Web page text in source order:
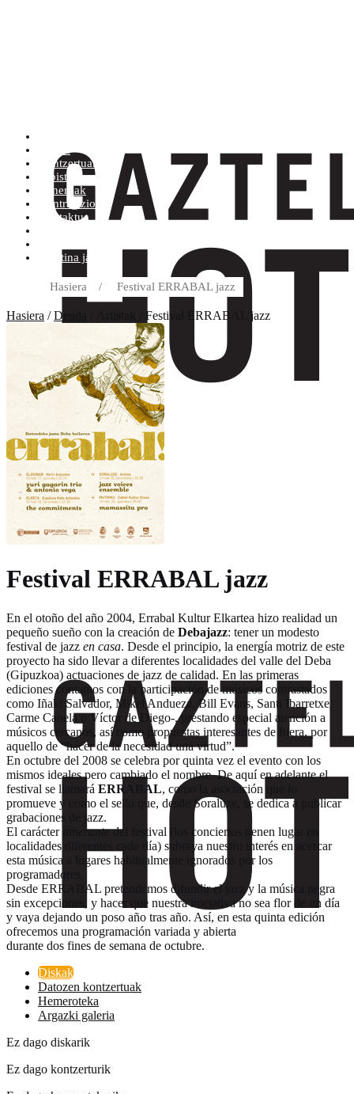
Kontzertuak
Albisteak
Generoak
Kontratazioa
Kontaktua
Boletina jaso
Hasiera / Festival ERRABAL jazz
Hasiera /Denda / Artistak / Festival ERRABAL jazz
Festival ERRABAL jazz
En el otoño del año 2004, Errabal Kultur Elkartea hizo realidad un
pequeño sueño con la creación de Debajazz: tener un modesto
festival de jazz en casa. Desde el principio, la energía motriz de este
proyecto ha sido llevar a diferentes localidades del valle del Deba
(Gipuzkoa) actuaciones de jazz de calidad. En las primeras
ediciones contamos con la participación de músicos contrastados
como Iñaki Salvador, Mikel Andueza, Bill Evans, Santi Ibarretxe,
Carme Canela o Víctor de Diego-, prestando especial atención a
músicos cercanos, así como propuestas interesantes de fuera, por
aquello de “hacer de la necesidad una virtud”.
En octubre del 2008 se celebra por quinta vez el evento con los
mismos ideales pero cambiado el nombre. De aquí en adelante el
festival se llamará ERRABAL, como la asociación que lo
promueve y como el sello que, desde Soraluze, se dedica a publicar
grabaciones de jazz.
El carácter
itinerantedel festival (los conciertos tienen lugar en
localidades diferentes cada día) subraya nuestro interés en acercar
esta música a lugares habitualmente ignorados por los
programadores.
Desde ERRABAL pretendemos difundir el jazz y la música negra
sin excepciones, y hacer que nuestra iniciativa no sea flor de un día
y vaya dejando un poso año tras año. Así, en esta quinta edición
ofrecemos una programación variada y abierta
durante dos fines de semana de octubre.
Diskak
Datozen kontzertuak
Hemeroteka
Argazki galeria
Ez dago diskarik
Ez dago kontzerturik